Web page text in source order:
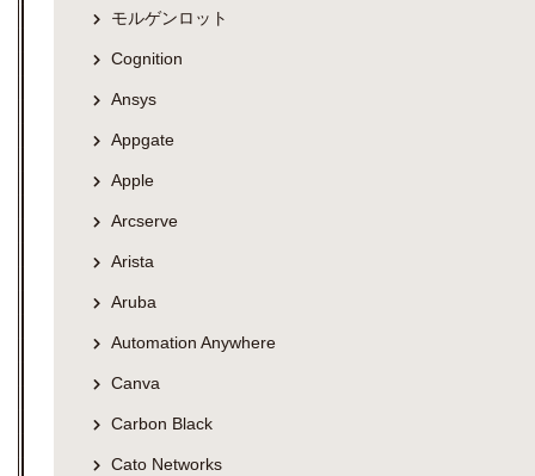
モルゲンロット
Cognition
Ansys
Appgate
Apple
Arcserve
Arista
Aruba
Automation Anywhere
Canva
Carbon Black
Cato Networks